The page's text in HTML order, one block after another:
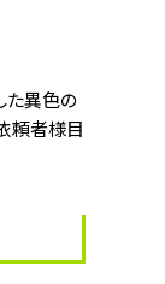
た異色の
頼者様目